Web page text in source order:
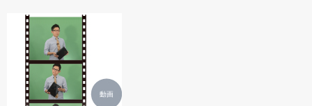
企業情報
採用情報
パートナーシップ